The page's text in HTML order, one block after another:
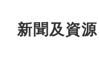
新聞及資源